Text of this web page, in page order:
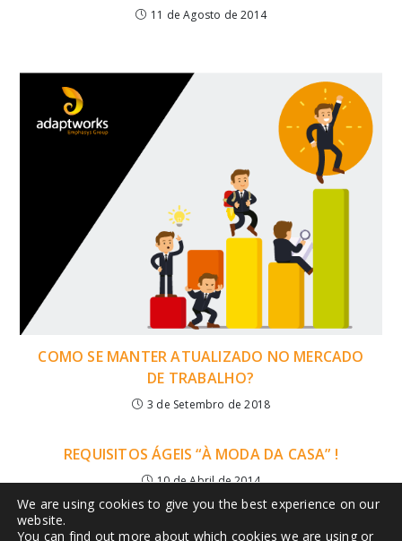
11 de Agosto de 2014
COMO SE MANTER ATUALIZADO NO MERCADO
DE TRABALHO?
3 de Setembro de 2018
REQUISITOS ÁGEIS “À MODA DA CASA” !
10 de Abril de 2014
We are using cookies to give you the best experience on our
website.
You can find out more about which cookies we are using or